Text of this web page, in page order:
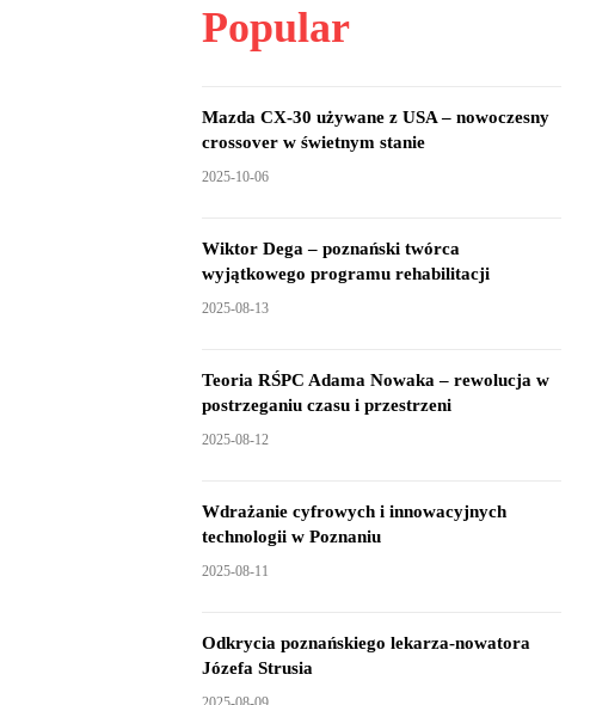
Popular
Mazda CX-30 używane z USA – nowoczesny
crossover w świetnym stanie
2025-10-06
Wiktor Dega – poznański twórca
wyjątkowego programu rehabilitacji
2025-08-13
Teoria RŚPC Adama Nowaka – rewolucja w
postrzeganiu czasu i przestrzeni
2025-08-12
Wdrażanie cyfrowych i innowacyjnych
technologii w Poznaniu
2025-08-11
Odkrycia poznańskiego lekarza-nowatora
Józefa Strusia